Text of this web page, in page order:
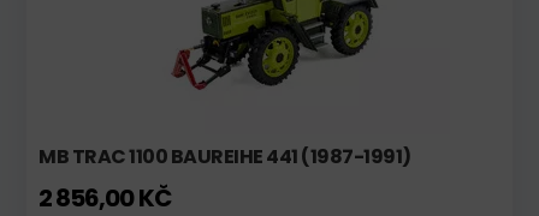
MB TRAC 1100 BAUREIHE 441 (1987-1991)
2 856,00 KČ